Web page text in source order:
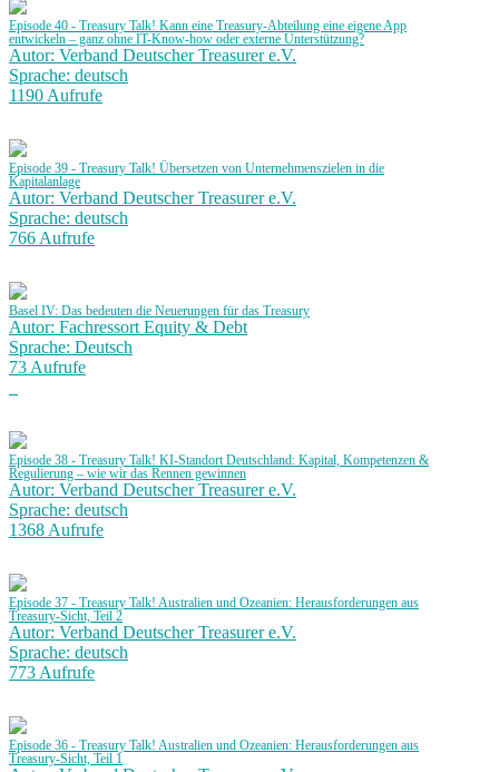
Episode 40 - Treasury Talk! Kann eine Treasury-Abteilung eine eigene App
entwickeln – ganz ohne IT-Know-how oder externe Unterstützung?
Autor: Verband Deutscher Treasurer e.V.
Sprache: deutsch
1190 Aufrufe
Episode 39 - Treasury Talk! Übersetzen von Unternehmenszielen in die
Kapitalanlage
Autor: Verband Deutscher Treasurer e.V.
Sprache: deutsch
766 Aufrufe
Basel IV: Das bedeuten die Neuerungen für das Treasury
Autor: Fachressort Equity & Debt
Sprache: Deutsch
73 Aufrufe
Episode 38 - Treasury Talk! KI-Standort Deutschland: Kapital, Kompetenzen &
Regulierung – wie wir das Rennen gewinnen
Autor: Verband Deutscher Treasurer e.V.
Sprache: deutsch
1368 Aufrufe
Episode 37 - Treasury Talk! Australien und Ozeanien: Herausforderungen aus
Treasury-Sicht, Teil 2
Autor: Verband Deutscher Treasurer e.V.
Sprache: deutsch
773 Aufrufe
Episode 36 - Treasury Talk! Australien und Ozeanien: Herausforderungen aus
Treasury-Sicht, Teil 1